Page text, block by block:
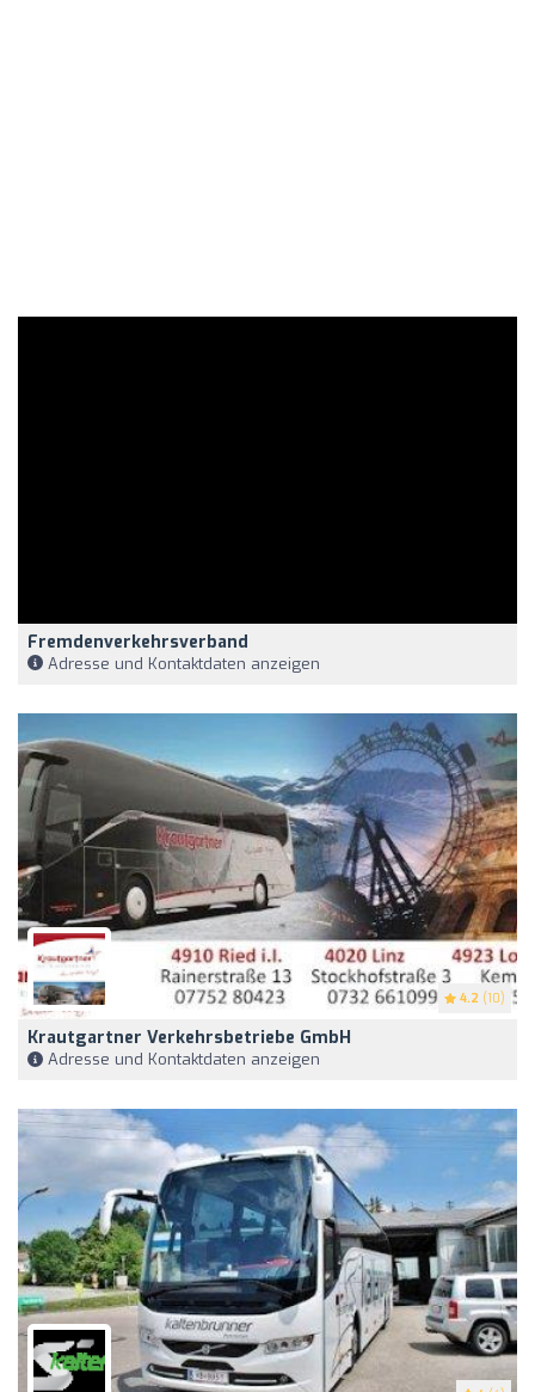
Fremdenverkehrsverband
Adresse und Kontaktdaten anzeigen
4.2 (10)
Krautgartner Verkehrsbetriebe GmbH
Adresse und Kontaktdaten anzeigen